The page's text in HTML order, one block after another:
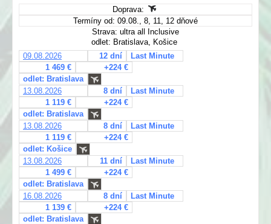
Doprava:
Termíny od: 09.08., 8, 11, 12 dňové
Strava: ultra all Inclusive
odlet: Bratislava, Košice
09.08.2026
12 dní
Last Minute
1 469 €
+224 €
odlet: Bratislava
13.08.2026
8 dní
Last Minute
1 119 €
+224 €
odlet: Bratislava
13.08.2026
8 dní
Last Minute
1 119 €
+224 €
odlet: Košice
13.08.2026
11 dní
Last Minute
1 499 €
+224 €
odlet: Bratislava
16.08.2026
8 dní
Last Minute
1 139 €
+224 €
odlet: Bratislava